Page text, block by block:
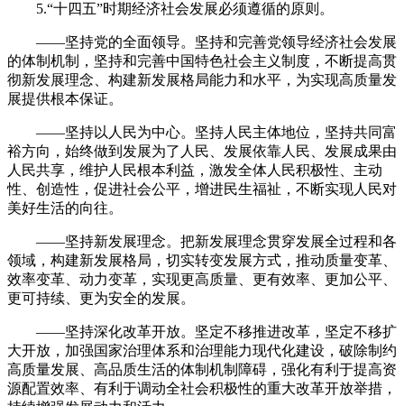
5.“十四五”时期经济社会发展必须遵循的原则。
——坚持党的全面领导。坚持和完善党领导经济社会发展
的体制机制，坚持和完善中国特色社会主义制度，不断提高贯
彻新发展理念、构建新发展格局能力和水平，为实现高质量发
展提供根本保证。
——坚持以人民为中心。坚持人民主体地位，坚持共同富
裕方向，始终做到发展为了人民、发展依靠人民、发展成果由
人民共享，维护人民根本利益，激发全体人民积极性、主动
性、创造性，促进社会公平，增进民生福祉，不断实现人民对
美好生活的向往。
——坚持新发展理念。把新发展理念贯穿发展全过程和各
领域，构建新发展格局，切实转变发展方式，推动质量变革、
效率变革、动力变革，实现更高质量、更有效率、更加公平、
更可持续、更为安全的发展。
——坚持深化改革开放。坚定不移推进改革，坚定不移扩
大开放，加强国家治理体系和治理能力现代化建设，破除制约
高质量发展、高品质生活的体制机制障碍，强化有利于提高资
源配置效率、有利于调动全社会积极性的重大改革开放举措，